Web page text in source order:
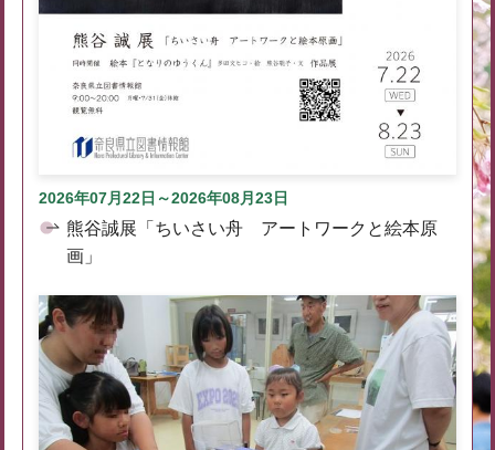
2026年07月22日～2026年08月23日
熊谷誠展「ちいさい舟 アートワークと絵本原
画」